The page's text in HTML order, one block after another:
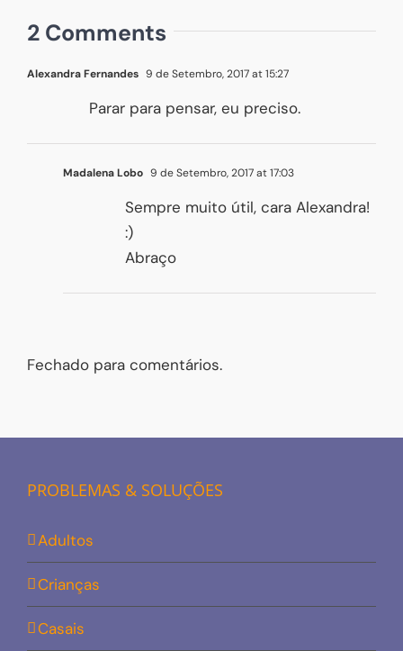
2 Comments
Alexandra Fernandes 9 de Setembro, 2017 at 15:27
Parar para pensar, eu preciso.
Madalena Lobo 9 de Setembro, 2017 at 17:03
Sempre muito útil, cara Alexandra!
:)
Abraço
Fechado para comentários.
PROBLEMAS & SOLUÇÕES
Adultos
Crianças
Casais